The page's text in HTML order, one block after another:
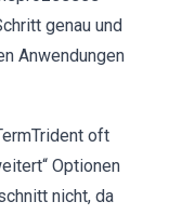
genau und
Anwendungen
oft
Optionen
nicht, da